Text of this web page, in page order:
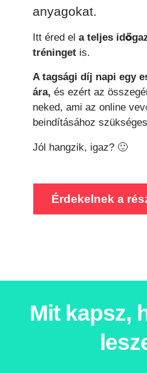
anyagokat.
Itt éred el a teljes
tréninget is.
A tagsági díj napi egy
ára, és ezért az
neked, ami az online
beindításához
Jól hangzik, igaz? 🙂
Érdekelnek a
Mit kapsz,